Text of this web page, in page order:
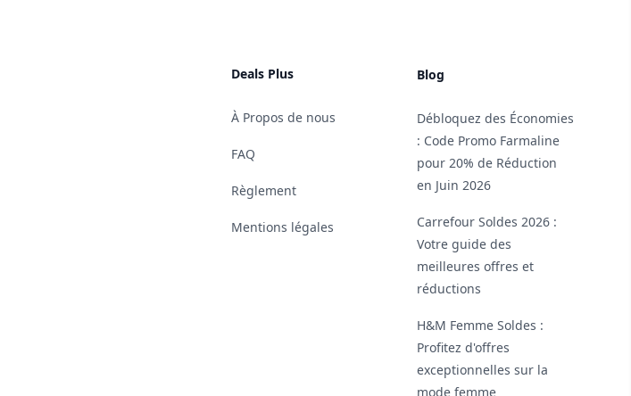
Deals Plus
À Propos de nous
FAQ
Règlement
Mentions légales
Blog
Débloquez des Économies
: Code Promo Farmaline
pour 20% de Réduction
en Juin 2026
Carrefour Soldes 2026 :
Votre guide des
meilleures offres et
réductions
H&M Femme Soldes :
Profitez d'offres
exceptionnelles sur la
mode femme